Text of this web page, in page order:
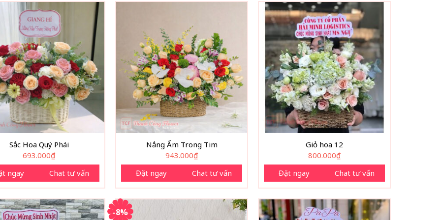
Sắc Hoa Quý Phái
693.000₫
ngay
Chat tư vấn
Nắng Ấm Trong Tim
943.000₫
Đặt ngay
Chat tư vấn
Giỏ hoa 12
800.000₫
Đặt ngay
Chat tư vấn
-8%